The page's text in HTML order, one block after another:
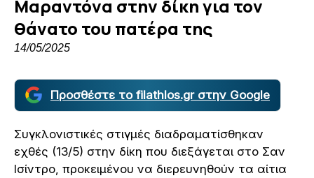
Μαραντόνα στην δίκη για τον
θάνατο του πατέρα της
14/05/2025
Προσθέστε το filathlos.gr στην Google
Συγκλονιστικές στιγμές διαδραματίσθηκαν
εχθές (13/5) στην δίκη που διεξάγεται στο Σαν
Ισίντρο, προκειμένου να διερευνηθούν τα αίτια